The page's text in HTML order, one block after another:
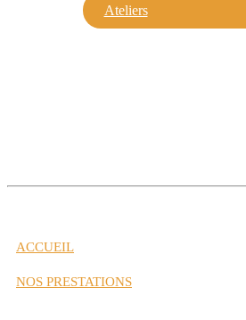
Ateliers
ACCUEIL
NOS PRESTATIONS